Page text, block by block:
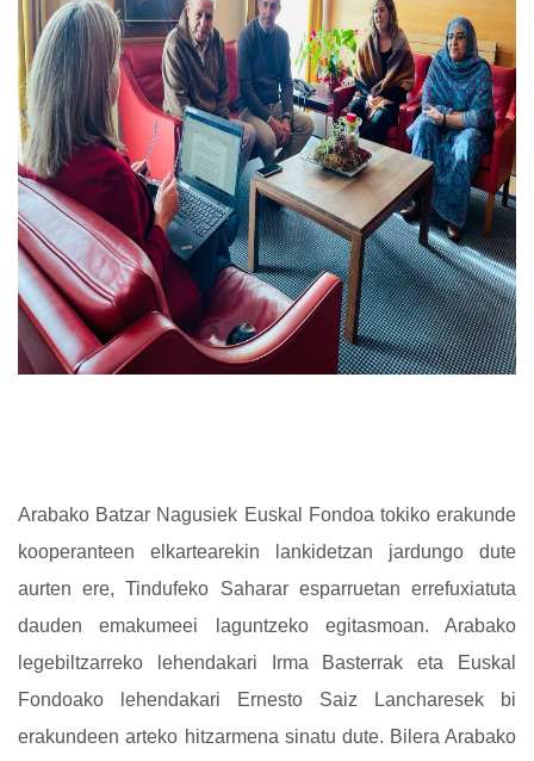
Arabako Batzar Nagusiek Euskal Fondoa tokiko erakunde
kooperanteen elkartearekin lankidetzan jardungo dute
aurten ere, Tindufeko Saharar esparruetan errefuxiatuta
dauden emakumeei laguntzeko egitasmoan.
Arabako
legebiltzarreko lehendakari Irma Basterrak eta Euskal
Fondoako lehendakari Ernesto Saiz Lancharesek bi
erakundeen arteko hitzarmena sinatu dute. Bilera Arabako